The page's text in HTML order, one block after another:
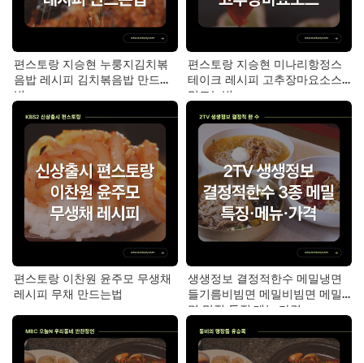
편스토랑 지승현 누룽지김치볶
음밥 레시피 김치볶음밥 만드는
법
편스토랑 지승현 미나리항정스
테이크 레시피 고추장마요소스
만드는법
편스토랑 이찬원 윤주모 무생채
레시피 무채 만드는법
생생정보 결정적한수 메밀냉면
들기름비빔면 메밀비빔면 메밀
면 맛집 특징·메뉴·가격